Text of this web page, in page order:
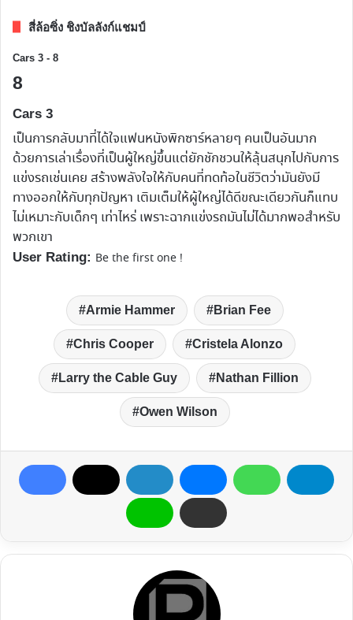
สี่ล้อซิ่ง ชิงบัลลังก์แชมป์
Cars 3 - 8
8
Cars 3
เป็นการกลับมาที่ได้ใจแฟนหนังพิกซาร์หลายๆ คนเป็นอันมาก
ด้วยการเล่าเรื่องที่เป็นผู้ใหญ่ขึ้นแต่ยักชักชวนให้ลุ้นสนุกไปกับการ
แข่งรถเช่นเคย สร้างพลังใจให้กับคนที่ทดท้อในชีวิตว่ามันยังมี
ทางออกให้กับทุกปัญหา เติมเต็มให้ผู้ใหญ่ได้ดีขณะเดียวกันก็แทบ
ไม่เหมาะกับเด็กๆ เท่าไหร่ เพราะฉากแข่งรถมันไม่ได้มากพอสำหรับ
พวกเขา
User Rating: Be the first one !
Armie Hammer Brian Fee
Chris Cooper Cristela Alonzo
Larry the Cable Guy Nathan Fillion
Owen Wilson